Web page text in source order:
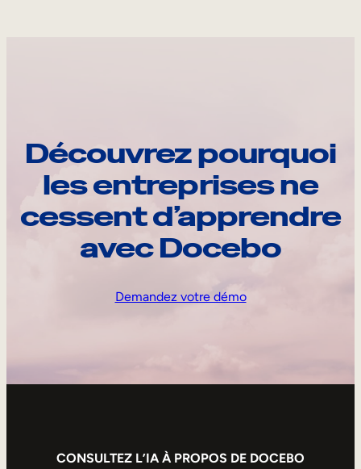
Découvrez pourquoi
les entreprises ne
cessent d’apprendre
avec Docebo
Demandez votre démo
CONSULTEZ L’IA À PROPOS DE DOCEBO